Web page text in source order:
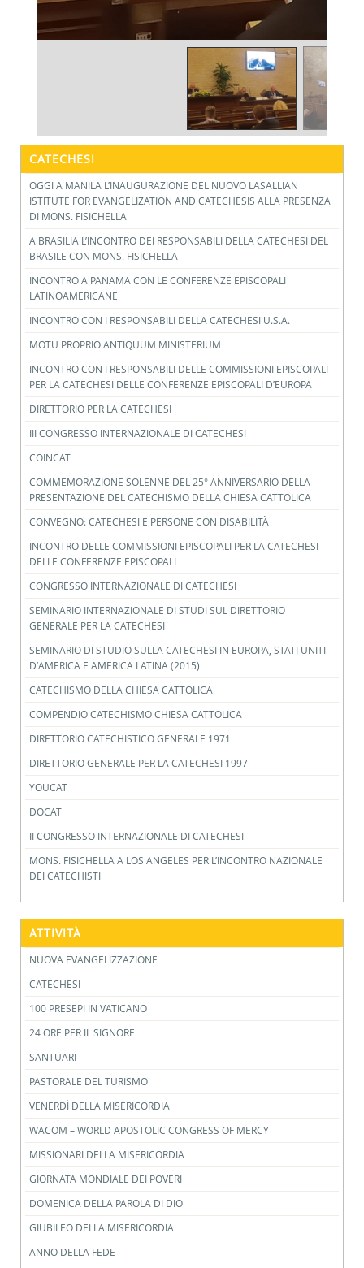
CATECHESI
OGGI A MANILA L’INAUGURAZIONE DEL NUOVO LASALLIAN
ISTITUTE FOR EVANGELIZATION AND CATECHESIS ALLA PRESENZA
DI MONS. FISICHELLA
A BRASILIA L’INCONTRO DEI RESPONSABILI DELLA CATECHESI DEL
BRASILE CON MONS. FISICHELLA
INCONTRO A PANAMA CON LE CONFERENZE EPISCOPALI
LATINOAMERICANE
INCONTRO CON I RESPONSABILI DELLA CATECHESI U.S.A.
MOTU PROPRIO ANTIQUUM MINISTERIUM
INCONTRO CON I RESPONSABILI DELLE COMMISSIONI EPISCOPALI
PER LA CATECHESI DELLE CONFERENZE EPISCOPALI D’EUROPA
DIRETTORIO PER LA CATECHESI
III CONGRESSO INTERNAZIONALE DI CATECHESI
COINCAT
COMMEMORAZIONE SOLENNE DEL 25° ANNIVERSARIO DELLA
PRESENTAZIONE DEL CATECHISMO DELLA CHIESA CATTOLICA
CONVEGNO: CATECHESI E PERSONE CON DISABILITÀ
INCONTRO DELLE COMMISSIONI EPISCOPALI PER LA CATECHESI
DELLE CONFERENZE EPISCOPALI
CONGRESSO INTERNAZIONALE DI CATECHESI
SEMINARIO INTERNAZIONALE DI STUDI SUL DIRETTORIO
GENERALE PER LA CATECHESI
SEMINARIO DI STUDIO SULLA CATECHESI IN EUROPA, STATI UNITI
D’AMERICA E AMERICA LATINA (2015)
CATECHISMO DELLA CHIESA CATTOLICA
COMPENDIO CATECHISMO CHIESA CATTOLICA
DIRETTORIO CATECHISTICO GENERALE 1971
DIRETTORIO GENERALE PER LA CATECHESI 1997
YOUCAT
DOCAT
II CONGRESSO INTERNAZIONALE DI CATECHESI
MONS. FISICHELLA A LOS ANGELES PER L’INCONTRO NAZIONALE
DEI CATECHISTI
ATTIVITÀ
NUOVA EVANGELIZZAZIONE
CATECHESI
100 PRESEPI IN VATICANO
24 ORE PER IL SIGNORE
SANTUARI
PASTORALE DEL TURISMO
VENERDÌ DELLA MISERICORDIA
WACOM – WORLD APOSTOLIC CONGRESS OF MERCY
MISSIONARI DELLA MISERICORDIA
GIORNATA MONDIALE DEI POVERI
DOMENICA DELLA PAROLA DI DIO
GIUBILEO DELLA MISERICORDIA
ANNO DELLA FEDE